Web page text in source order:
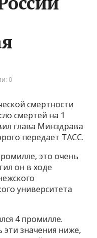
0
смертности
смертей на 1
глава Минздрава
передает ТАСС.
это очень
он в ходе
университета
4 промилле.
значения ниже,